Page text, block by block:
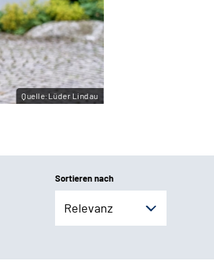
Quelle:Lüder Lindau
Sortieren nach
Relevanz